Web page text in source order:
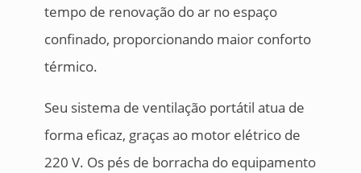
tempo de renovação do ar no espaço
confinado, proporcionando maior conforto
térmico.
Seu sistema de ventilação portátil atua de
forma eficaz, graças ao motor elétrico de
220 V. Os pés de borracha do equipamento